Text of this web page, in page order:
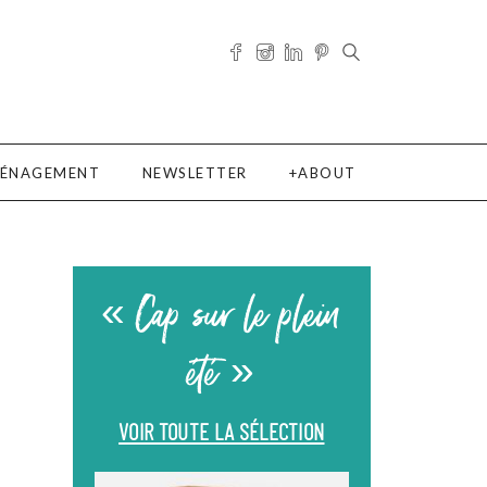
NEWSLETTER ABOUT
« Cap sur le plein
été »
VOIR TOUTE LA SÉLECTION